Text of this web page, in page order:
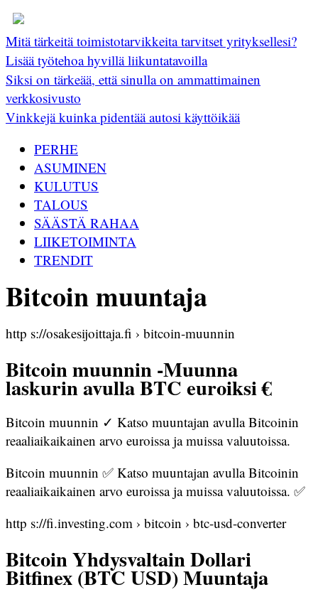
Mitä tärkeitä toimistotarvikkeita tarvitset yrityksellesi?
Lisää työtehoa hyvillä liikuntatavoilla
Siksi on tärkeää, että sinulla on ammattimainen
verkkosivusto
Vinkkejä kuinka pidentää autosi käyttöikää
PERHE
ASUMINEN
KULUTUS
TALOUS
SÄÄSTÄ RAHAA
LIIKETOIMINTA
TRENDIT
Bitcoin muuntaja
http s://osakesijoittaja.fi › bitcoin-muunnin
Bitcoin muunnin -Muunna
laskurin avulla BTC euroiksi €
Bitcoin muunnin ✓ Katso muuntajan avulla Bitcoinin
reaaliaikaikainen arvo euroissa ja muissa valuutoissa.
Bitcoin muunnin ✅ Katso muuntajan avulla Bitcoinin
reaaliaikaikainen arvo euroissa ja muissa valuutoissa. ✅
http s://fi.investing.com › bitcoin › btc-usd-converter
Bitcoin Yhdysvaltain Dollari
Bitfinex (BTC USD) Muuntaja